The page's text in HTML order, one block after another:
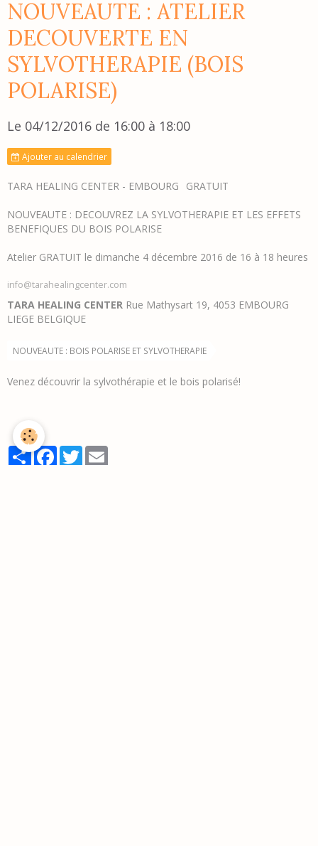
NOUVEAUTE : ATELIER
DECOUVERTE EN
SYLVOTHERAPIE (BOIS
POLARISE)
Le 04/12/2016 de 16:00 à 18:00
Ajouter au calendrier
TARA HEALING CENTER - EMBOURG GRATUIT
NOUVEAUTE : DECOUVREZ LA SYLVOTHERAPIE ET LES EFFETS
BENEFIQUES DU BOIS POLARISE
Atelier GRATUIT le dimanche 4 décembre 2016 de 16 à 18 heures
info@tarahealingcenter.com
TARA HEALING CENTER Rue Mathysart 19, 4053 EMBOURG
LIEGE BELGIQUE
NOUVEAUTE : BOIS POLARISE ET SYLVOTHERAPIE
Venez découvrir la sylvothérapie et le bois polarisé!
PartagerFacebook
Twitter